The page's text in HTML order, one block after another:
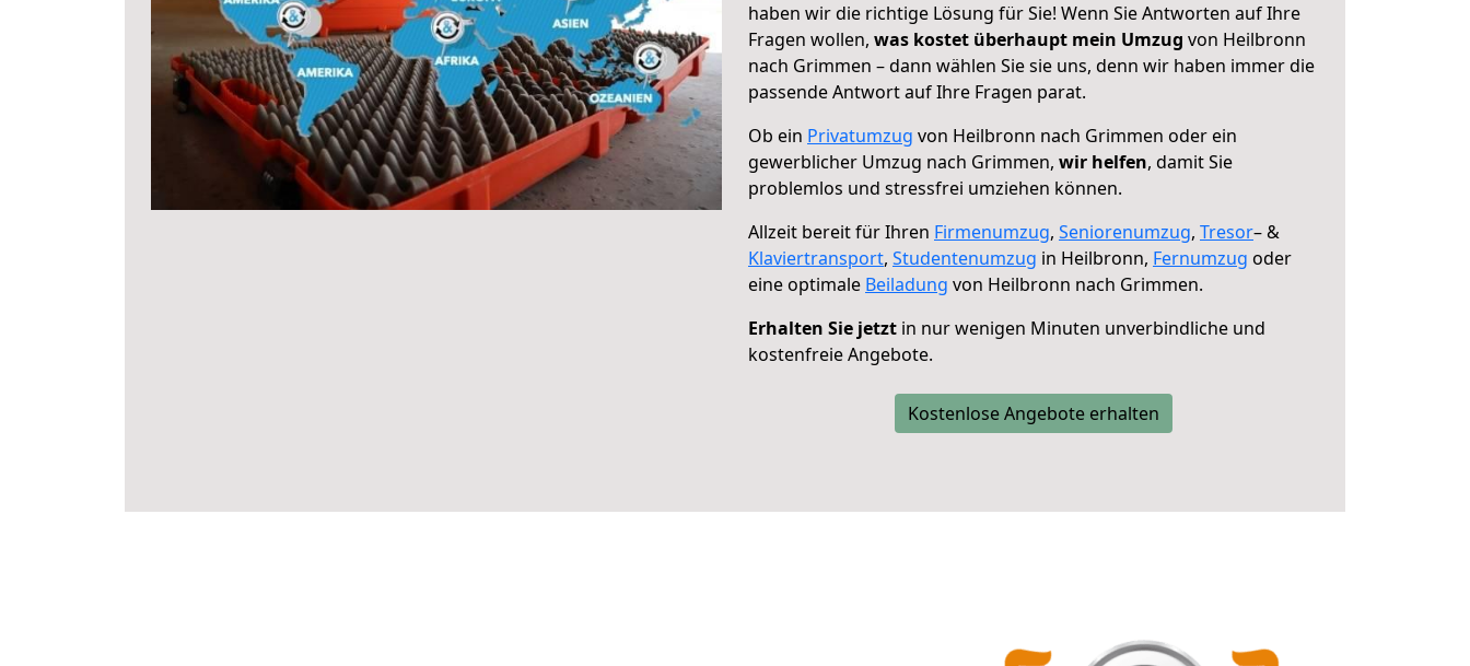
haben wir die richtige Lösung für Sie! Wenn Sie Antworten auf Ihre
Fragen wollen, was kostet überhaupt mein Umzug von Heilbronn
nach Grimmen – dann wählen Sie sie uns, denn wir haben immer die
passende Antwort auf Ihre Fragen parat.
Ob ein Privatumzug von Heilbronn nach Grimmen oder ein
gewerblicher Umzug nach Grimmen, wir helfen, damit Sie
problemlos und stressfrei umziehen können.
Allzeit bereit für Ihren Firmenumzug, Seniorenumzug, Tresor– &
Klaviertransport, Studentenumzug in Heilbronn, Fernumzug oder
eine optimale Beiladung von Heilbronn nach Grimmen.
Erhalten Sie jetzt in nur wenigen Minuten unverbindliche und
kostenfreie Angebote.
Kostenlose Angebote erhalten